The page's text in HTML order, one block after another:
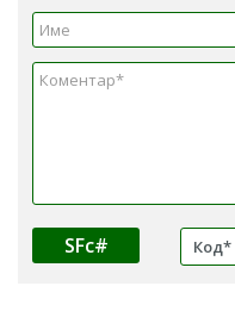
SFc#